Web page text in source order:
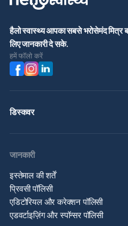
हैलो स्वास्थ्य आपका सबसे भरोसेमंद मित्र
लिए जानकारी दे सके.
हमें फॉलो करें
डिस्कवर
जानकारी
इस्तेमाल की शर्तें
प्रिवसी पॉलिसी
एडिटोरियल और करेक्शन पॉलिसी
एडवर्टाइज़िंग और स्पॉन्सर पॉलिसी